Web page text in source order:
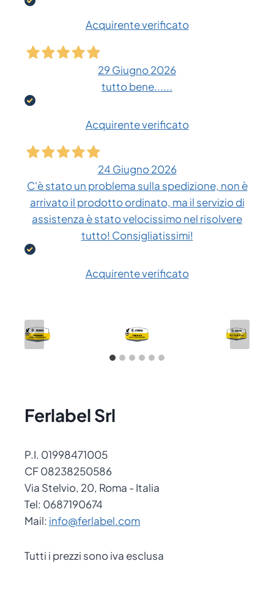
Acquirente verificato
29 Giugno 2026
tutto bene......
Acquirente verificato
24 Giugno 2026
C'è stato un problema sulla spedizione, non è
arrivato il prodotto ordinato, ma il servizio di
assistenza è stato velocissimo nel risolvere
tutto! Consigliatissimi!
Acquirente verificato
Ferlabel Srl
P.I. 01998471005
CF 08238250586
Via Stelvio, 20, Roma - Italia
Tel: 0687190674
Mail: info@ferlabel.com
Tutti i prezzi sono iva esclusa